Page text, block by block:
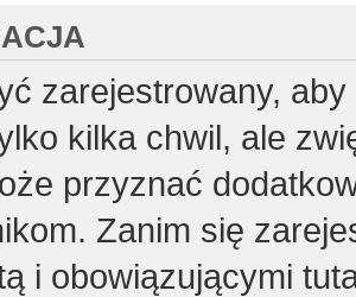
zarejestrowany,
kilka chwil, ale
przyznać
Zanim się
i obowiązującymi